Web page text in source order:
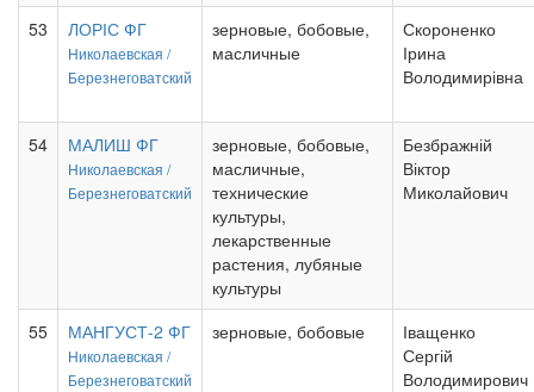
53 ЛОРІС ФГ
Николаевская /
Березнеговатский
зерновые, бобовые,
масличные
Скороненко
Ірина
Володимирівна
54 МАЛИШ ФГ
Николаевская /
Березнеговатский
зерновые, бобовые,
масличные,
технические
культуры,
лекарственные
растения, лубяные
культуры
Безбражній
Віктор
Миколайович
55 МАНГУСТ-2 ФГ
Николаевская /
Березнеговатский
зерновые, бобовые
Іващенко
Сергій
Володимирович